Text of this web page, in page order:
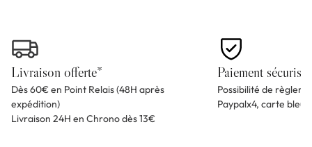
Livraison offerte*
Dès 60€ en Point Relais (48H après
expédition)
Livraison 24H en Chrono dès 13€
Paiement sécurisé
Possibilité de
Paypalx4, carte